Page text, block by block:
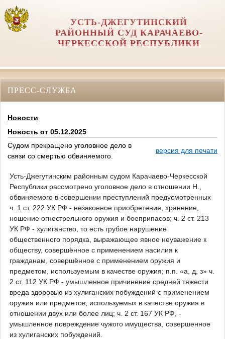
УСТЬ-ДЖЕГУТИНСКИЙ
РАЙОННЫЙ СУД КАРАЧАЕВО-
ЧЕРКЕССКОЙ РЕСПУБЛИКИ
ПРЕСС-СЛУЖБА
Новости
Новость от 05.12.2025
Судом прекращено уголовное дело в
связи со смертью обвиняемого.
версия для печати
Усть-Джегутинским районным судом Карачаево-Черкесской
Республики рассмотрено уголовное дело в отношении Н.,
обвиняемого в совершении преступлений предусмотренных
ч. 1 ст. 222 УК РФ - незаконное приобретение, хранение,
ношение огнестрельного оружия и боеприпасов; ч. 2 ст. 213
УК РФ - хулиганство, то есть грубое нарушение
общественного порядка, выражающее явное неуважение к
обществу, совершённое с применением насилия к
гражданам, совершённое с применением оружия и
предметом, используемым в качестве оружия; п.п. «а, д, з» ч.
2 ст. 112 УК РФ - умышленное причинение средней тяжести
вреда здоровью из хулиганских побуждений с применением
оружия или предметов, используемых в качестве оружия в
отношении двух или более лиц; ч. 2 ст. 167 УК РФ, -
умышленное повреждение чужого имущества, совершенное
из хулиганских побуждений.